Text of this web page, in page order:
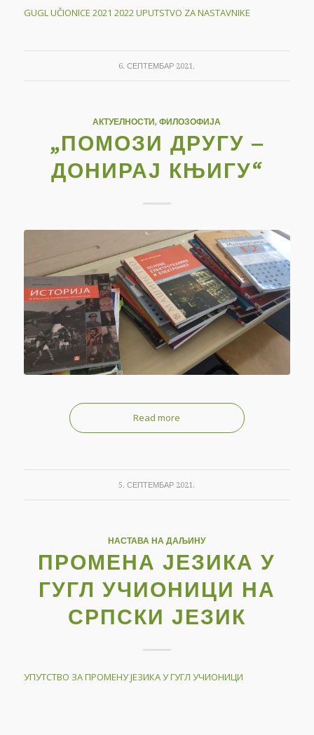
GUGL UČIONICE 2021 2022 UPUTSTVO ZA NASTAVNIKE
6. СЕПТЕМБАР 2021.
АКТУЕЛНОСТИ,ФИЛОЗОФИЈА
„ПОМОЗИ ДРУГУ –
ДОНИРАЈ КЊИГУ“
Read more
5. СЕПТЕМБАР 2021.
НАСТАВА НА ДАЉИНУ
ПРОМЕНА ЈЕЗИКА У
ГУГЛ УЧИОНИЦИ НА
СРПСКИ ЈЕЗИК
УПУТСТВО ЗА ПРОМЕНУ ЈЕЗИКА У ГУГЛ УЧИОНИЦИ